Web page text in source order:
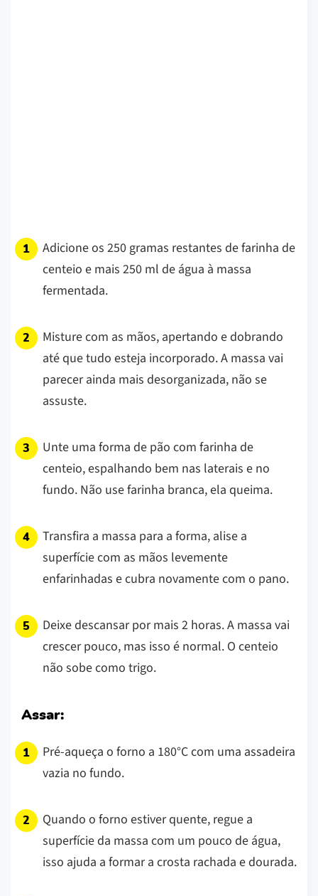
Adicione os 250 gramas restantes de farinha de
centeio e mais 250 ml de água à massa
fermentada.
Misture com as mãos, apertando e dobrando
até que tudo esteja incorporado. A massa vai
parecer ainda mais desorganizada, não se
assuste.
Unte uma forma de pão com farinha de
centeio, espalhando bem nas laterais e no
fundo. Não use farinha branca, ela queima.
Transfira a massa para a forma, alise a
superfície com as mãos levemente
enfarinhadas e cubra novamente com o pano.
Deixe descansar por mais 2 horas. A massa vai
crescer pouco, mas isso é normal. O centeio
não sobe como trigo.
Assar:
Pré-aqueça o forno a 180°C com uma assadeira
vazia no fundo.
Quando o forno estiver quente, regue a
superfície da massa com um pouco de água,
isso ajuda a formar a crosta rachada e dourada.